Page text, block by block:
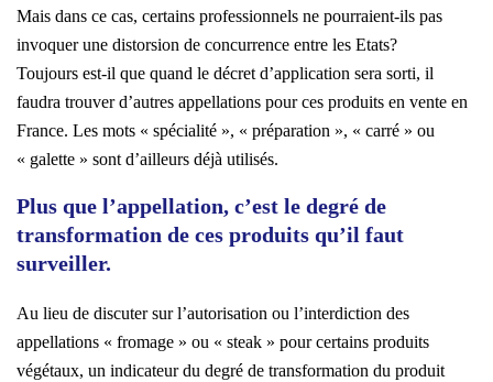
Mais dans ce cas, certains professionnels ne pourraient-ils pas
invoquer une distorsion de concurrence entre les Etats?
Toujours est-il que quand le décret d’application sera sorti, il
faudra trouver d’autres appellations pour ces produits en vente en
France. Les mots « spécialité », « préparation », « carré » ou
« galette » sont d’ailleurs déjà utilisés.
Plus que l’appellation, c’est le degré de
transformation de ces produits qu’il faut
surveiller.
Au lieu de discuter sur l’autorisation ou l’interdiction des
appellations « fromage » ou « steak » pour certains produits
végétaux, un indicateur du degré de transformation du produit